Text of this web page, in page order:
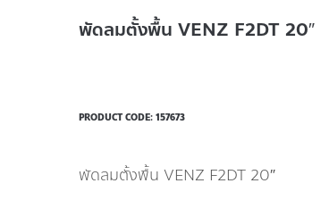
พัดลมตั้งพื้น VENZ F2DT 20″
PRODUCT CODE: 157673
พัดลมตั้งพื้น VENZ F2DT 20″